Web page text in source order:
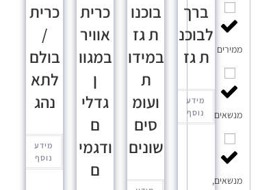
ממירים
מנשאים
מנשאים,
ברך
לבוכנ
ת גז
מידע
נוסף
בוכנו
ת גז
במידו
ת
ועומ
סים
שונים
כרית
אוויר
במגוו
ן
גדלי
ם
ודגמי
ם
כרית
/
בולם
לתא
נהג
מידע
נוסף